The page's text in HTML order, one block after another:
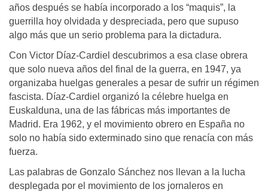
años después se había incorporado a los “maquis”, la
guerrilla hoy olvidada y despreciada, pero que supuso
algo más que un serio problema para la dictadura.
Con Victor Díaz-Cardiel descubrimos a esa clase obrera
que solo nueva años del final de la guerra, en 1947, ya
organizaba huelgas generales a pesar de sufrir un régimen
fascista. Díaz-Cardiel organizó la célebre huelga en
Euskalduna, una de las fábricas más importantes de
Madrid. Era 1962, y el movimiento obrero en España no
solo no había sido exterminado sino que renacía con más
fuerza.
Las palabras de Gonzalo Sánchez nos llevan a la lucha
desplegada por el movimiento de los jornaleros en